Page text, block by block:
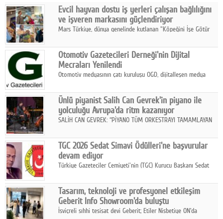
Facebook
Diziler
Karikatür
Youtube
Polemik
Reklam
Yazarlar
Künye
SOSYAL MEDYA
Facebook
Twitter
Evcil hayvan dostu iş yerleri çalışan bağlılığını
ve işveren markasını güçlendiriyor
Mars Türkiye, dünya genelinde kutlanan "Köpeğini İşe Götür
çalışan bağlılığı, iyi olma hali ve işveren markası üzerindeki
etkisine dikkat çekti.
Otomotiv Gazetecileri Derneği'nin Dijital
Mecraları Yenilendi
Otomotiv medyasının çatı kuruluşu OGD, dijitalleşen medya
hedefiyle internet sitesini ve sosyal medya kanallarını yeniledi.
Ünlü piyanist Salih Can Gevrek'in piyano ile
yolculuğu Avrupa'da ritm kazanıyor
SALİH CAN GEVREK: “PİYANO TÜM ORKESTRAYI TAMAMLAYAN
ETKİ YARATIYOR"
TGC 2026 Sedat Simavi Ödülleri'ne başvurular
devam ediyor
Türkiye Gazeteciler Cemiyeti'nin (TGC) Kurucu Başkanı Sedat
Tasarım, teknoloji ve profesyonel etkileşim
Geberit Info Showroom'da buluştu
İsviçreli sıhhi tesisat devi Geberit; Etiler Nisbetiye ON'da